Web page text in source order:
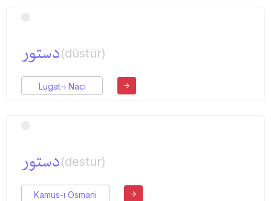
دستور(düstür)
Lugat-ı Naci
دستور(destur)
Kamus-ı Osmani